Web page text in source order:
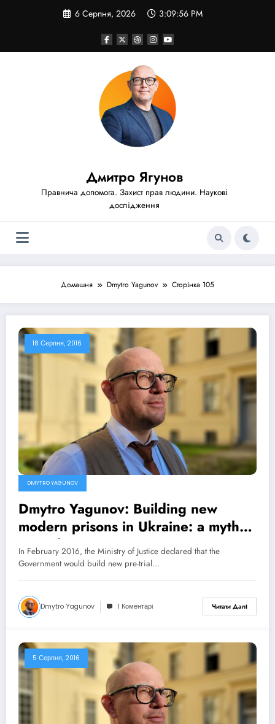
6 Серпня, 2026 3:09:58 PM
Дмитро Ягунов
Правнича допомога. Захист прав людини. Наукові
дослідження
Домашня Dmytro Yagunov Сторінка 105
18 Серпня, 2016
DMYTRO YAGUNOV
Dmytro Yagunov: Building new
modern prisons in Ukraine: a myth
or reality?
In February 2016, the Ministry of Justice declared that the
Government would build new pre-trial…
Dmytro Yagunov 1 Коментарі Читати Далі
5 Серпня, 2016